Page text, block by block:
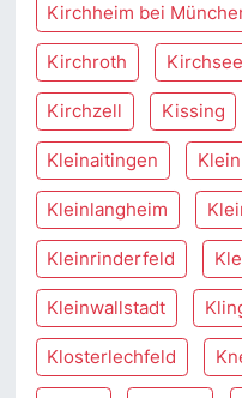
Kirchheim bei
Kirchroth
Kirchzell Kissing
Kleinaitingen
Kleinlangheim
Kleinrinderfeld
Kleinwallstadt
Klosterlechfeld